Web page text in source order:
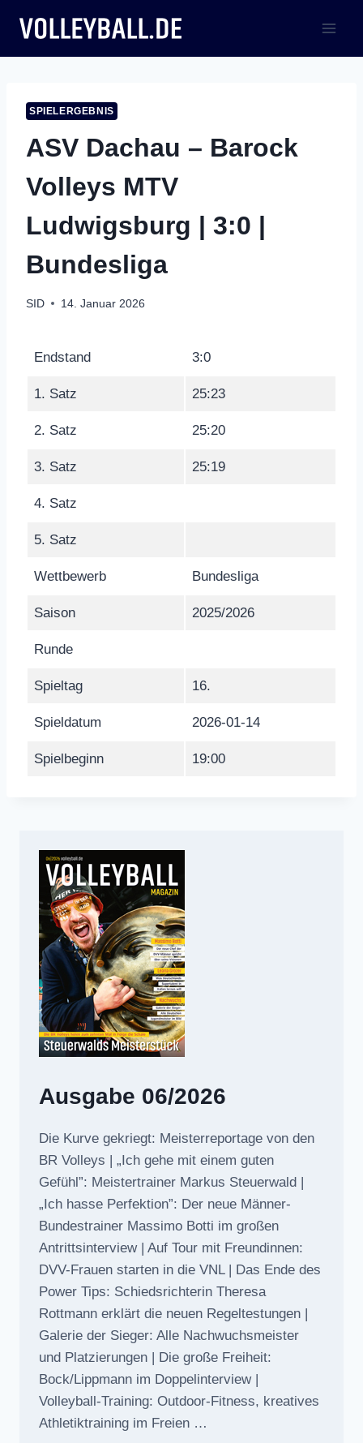
Inhalt
springen
SPIELERGEBNIS
ASV Dachau – Barock
Volleys MTV
Ludwigsburg | 3:0 |
Bundesliga
SID 14. Januar 2026
Endstand 3:0
1. Satz 25:23
2. Satz 25:20
3. Satz 25:19
4. Satz
5. Satz
Wettbewerb Bundesliga
Saison 2025/2026
Runde
Spieltag 16.
Spieldatum 2026-01-14
Spielbeginn 19:00
Ausgabe 06/2026
Die Kurve gekriegt: Meisterreportage von den
BR Volleys | „Ich gehe mit einem guten
Gefühl”: Meistertrainer Markus Steuerwald |
„Ich hasse Perfektion”: Der neue Männer-
Bundestrainer Massimo Botti im großen
Antrittsinterview | Auf Tour mit Freundinnen:
DVV-Frauen starten in die VNL | Das Ende des
Power Tips: Schiedsrichterin Theresa
Rottmann erklärt die neuen Regeltestungen |
Galerie der Sieger: Alle Nachwuchsmeister
und Platzierungen | Die große Freiheit:
Bock/Lippmann im Doppelinterview |
Volleyball-Training: Outdoor-Fitness, kreatives
Athletiktraining im Freien …